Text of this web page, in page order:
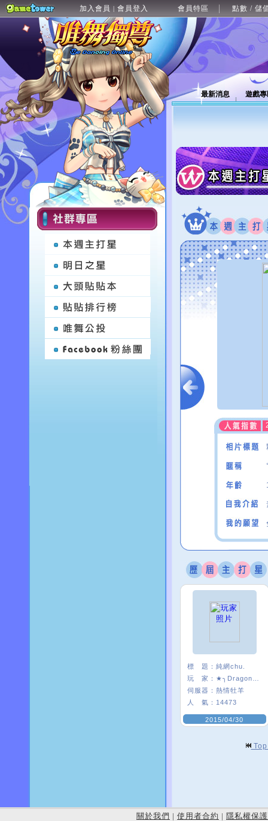
加入會員 | 會員登入 會員特區 點數 / 儲
最新消息 遊戲
標 題： 純網chu.
玩 家：
伺服器： 熱情牡羊
人 氣： 14473
2015/04/30
關於我們 | 使用者合約 | 隱私權保護